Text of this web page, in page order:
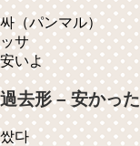
싸（パンマル）
ッサ
安いよ
過去形 – 安かった
쌌다